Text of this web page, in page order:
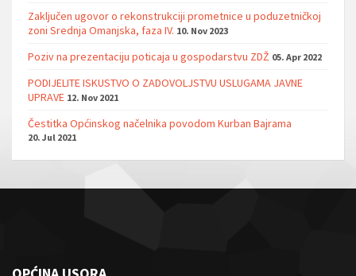
Zaključen ugovor o rekonstrukciji prometnice u poduzetničkoj
zoni Srednja Omanjska, faza IV. 10. Nov 2023
Poziv na prezentaciju poticaja u gospodarstvu ZDŽ 05. Apr 2022
PODIJELITE ISKUSTVO O ZADOVOLJSTVU USLUGAMA JAVNE
UPRAVE 12. Nov 2021
Čestitka Općinskog načelnika povodom Kurban Bajrama
20. Jul 2021